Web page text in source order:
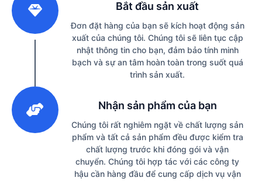
Bắt đầu sản xuất
Đơn đặt hàng của bạn sẽ kích hoạt động sản
xuất của chúng tôi. Chúng tôi sẽ liên tục cập
nhật thông tin cho bạn, đảm bảo tính minh
bạch và sự an tâm hoàn toàn trong suốt quá
trình sản xuất.
Nhận sản phẩm của bạn
Chúng tôi rất nghiêm ngặt về chất lượng sản
phẩm và tất cả sản phẩm đều được kiểm tra
chất lượng trước khi đóng gói và vận
chuyển. Chúng tôi hợp tác với các công ty
hậu cần hàng đầu để cung cấp dịch vụ vận